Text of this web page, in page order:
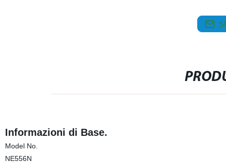
Informazioni di Base.
Model No.
NE556N